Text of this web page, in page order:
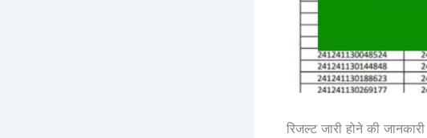
रिजल्ट जारी होने की जानकारी